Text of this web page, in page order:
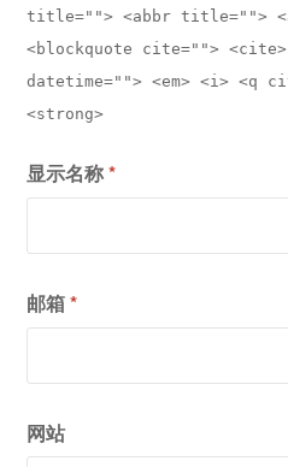
title=""> <abbr title="">
<blockquote cite=""> <cite>
datetime=""> <em> <i> <q
<strong>
显示名称*
邮箱*
网站